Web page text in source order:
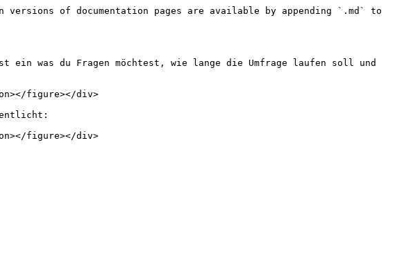
of documentation pages are available by appending `.md` to
ein was du Fragen möchtest, wie lange die Umfrage laufen soll und
figure></div>
figure></div>